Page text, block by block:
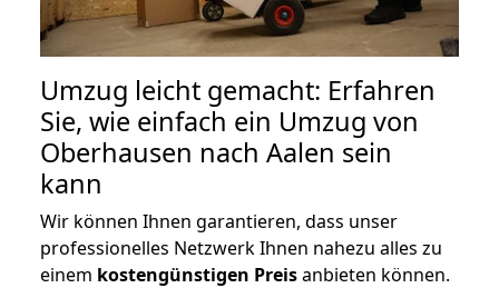
Umzug leicht gemacht: Erfahren
Sie, wie einfach ein Umzug von
Oberhausen nach Aalen sein
kann
Wir können Ihnen garantieren, dass unser
professionelles Netzwerk Ihnen nahezu alles zu
einem kostengünstigen Preisanbieten können.